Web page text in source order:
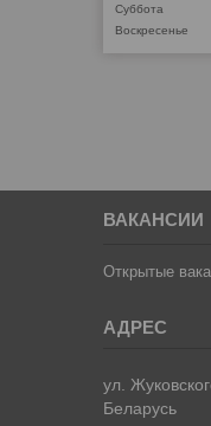
Суббота
Воскресенье
ВАКАНСИИ
Открытые
ул.
Беларусь